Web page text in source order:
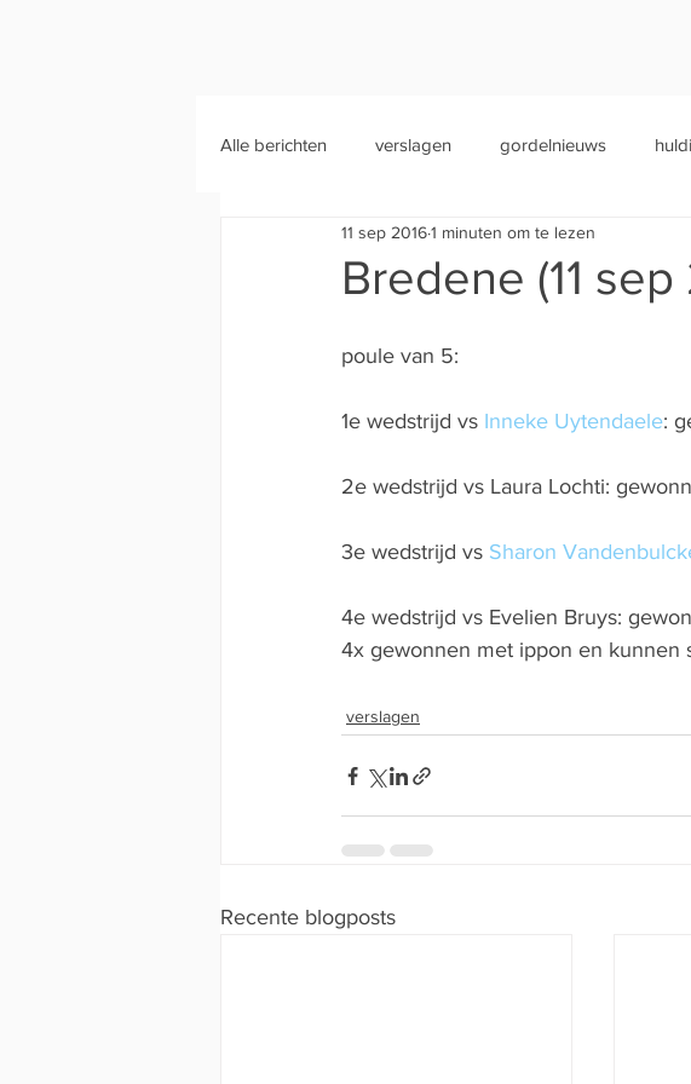
Alle berichten verslagen gordelnieuws
Bredene (11 sep
11 sep 20161 minuten om te lezen
poule van 5:
1e wedstrijd vs Inneke Uytendaele:
2e wedstrijd vs Laura Lochti:
3e wedstrijd vs Sharon
4e wedstrijd vs Evelien Bruys:
4x gewonnen met ippon en kunnen
verslagen
Recente blogposts